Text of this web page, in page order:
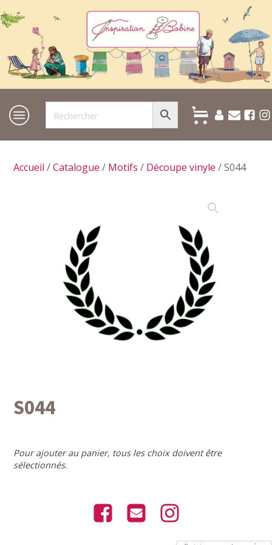
Accueil /Catalogue / Motifs / Découpe vinyle / S044
S044
Pour ajouter au panier, tous les choix doivent être
sélectionnés.